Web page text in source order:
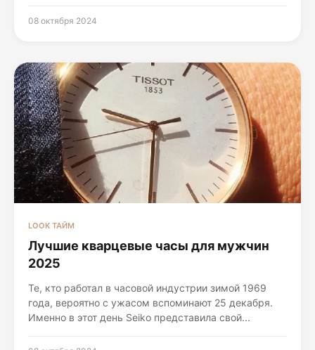
08 октября 2024
LOOK ТАЙМ
Лучшие кварцевые часы для мужчин
2025
Те, кто работал в часовой индустрии зимой 1969
года, вероятно с ужасом вспоминают 25 декабря.
Именно в этот день Seiko представила свой...